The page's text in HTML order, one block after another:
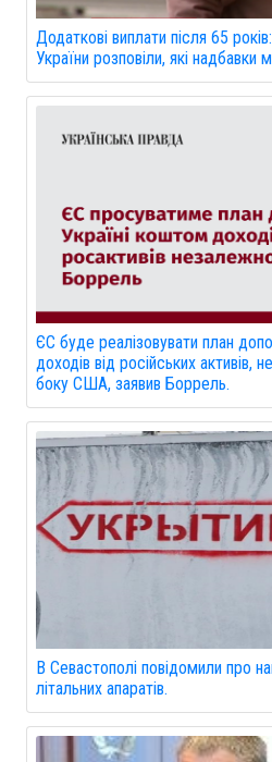
Додаткові виплати після 65
України розповіли, які
ЄС буде реалізовувати план
доходів від російських активів,
боку США, заявив Боррель.
В Севастополі повідомили про
літальних апаратів.